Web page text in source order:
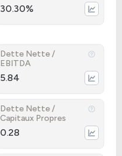
30.30%
Dette Nette /
EBITDA
5.84
Dette Nette /
Capitaux Propres
0.28